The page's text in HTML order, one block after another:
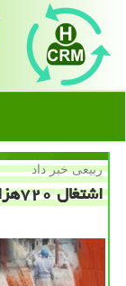
ربیعی خبر داد
اشتغال ۷۲۰هزار كار اولی در سال قبل